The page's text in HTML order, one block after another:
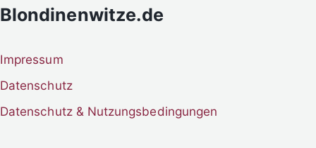
Blondinenwitze.de
Impressum
Datenschutz
Datenschutz & Nutzungsbedingungen